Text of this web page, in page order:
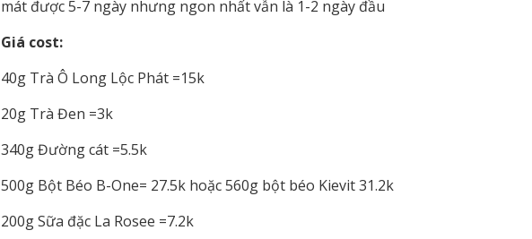
mát được 5-7 ngày nhưng ngon nhất vẫn là 1-2 ngày đầu
Giá cost:
40g Trà Ô Long Lộc Phát =15k
20g Trà Đen =3k
340g Đường cát =5.5k
500g Bột Béo B-One= 27.5k hoặc 560g bột béo Kievit 31.2k
200g Sữa đặc La Rosee =7.2k